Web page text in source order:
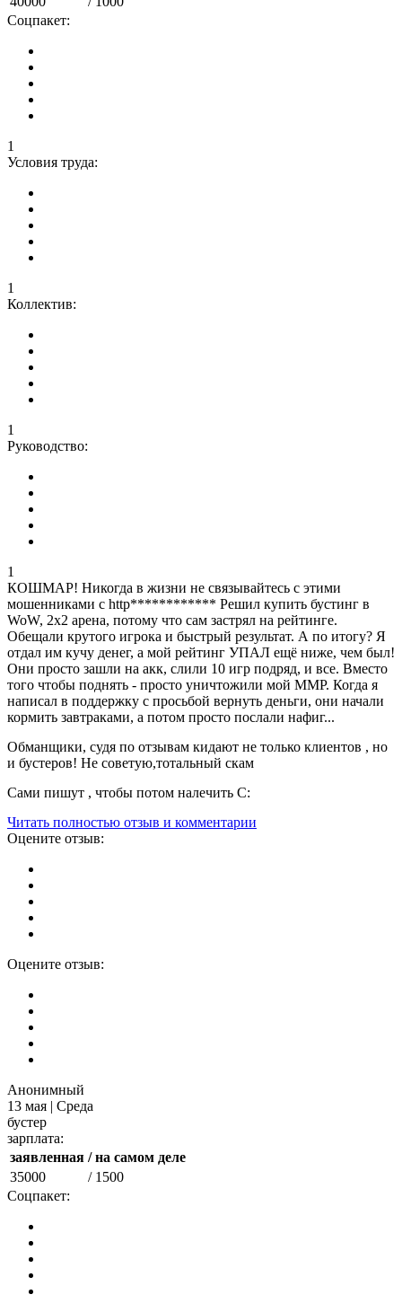
Соцпакет:
1
Условия труда:
1
Коллектив:
1
Руководство:
1
КОШМАР! Никогда в жизни не связывайтесь с этими
мошенниками с http************ Решил купить бустинг в
WoW, 2х2 арена, потому что сам застрял на рейтинге.
Обещали крутого игрока и быстрый результат. А по итогу? Я
отдал им кучу денег, а мой рейтинг УПАЛ ещё ниже, чем был!
Они просто зашли на акк, слили 10 игр подряд, и все. Вместо
того чтобы поднять - просто уничтожили мой ММР. Когда я
написал в поддержку с просьбой вернуть деньги, они начали
кормить завтраками, а потом просто послали нафиг...
Обманщики, судя по отзывам кидают не только клиентов , но
и бустеров! Не советую,тотальный скам
Сами пишут , чтобы потом налечить С:
Читать полностью отзыв и комментарии
Оцените отзыв:
Оцените отзыв:
Анонимный
13 мая | Среда
бустер
зарплата:
заявленная / на самом деле
35000
/ 1500
Соцпакет: